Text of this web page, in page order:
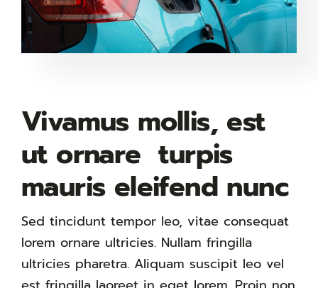
Vivamus mollis, est
ut ornare turpis
mauris eleifend nunc
Sed tincidunt tempor leo, vitae consequat
lorem ornare ultricies. Nullam fringilla
ultricies pharetra. Aliquam suscipit leo vel